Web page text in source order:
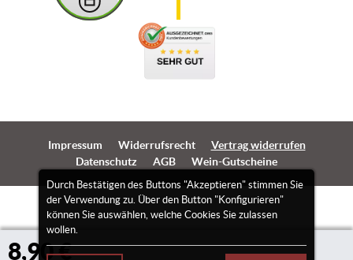
8,90 €
Durch Bestätigen des Buttons "Akzeptieren" stimmen Sie
der Verwendung zu. Über den Button "Konfigurieren"
können Sie auswählen, welche Cookies Sie zulassen
wollen.
Impressum Widerrufsrecht
Vertrag widerrufen
Datenschutz
AGB Wein-Gutscheine